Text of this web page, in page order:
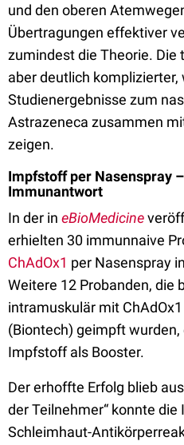
und den oberen
Übertragungen effektiver
zumindest die Theorie.
aber deutlich komplizierter,
Studienergebnisse zum
Astrazeneca zusammen
zeigen.
Impfstoff per Nasenspray
Immunantwort
In der in eBioMedicine
erhielten 30 immunnaive
ChAdOx1 per Nasenspray
Weitere 12 Probanden, die
intramuskulär mit
(Biontech) geimpft
Impfstoff als Booster.
Der erhoffte Erfolg blieb
der Teilnehmer“ konnte die
Schleimhaut-